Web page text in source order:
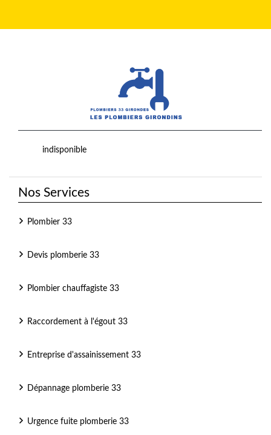
indisponible
Nos Services
Plombier 33
Devis plomberie 33
Plombier chauffagiste 33
Raccordement à l'égout 33
Entreprise d'assainissement 33
Dépannage plomberie 33
Urgence fuite plomberie 33